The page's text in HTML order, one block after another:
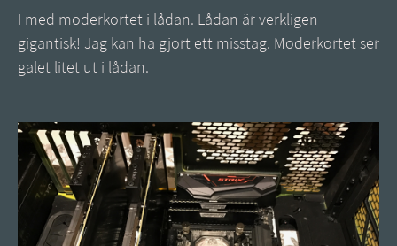
I med moderkortet i lådan. Lådan är verkligen
gigantisk! Jag kan ha gjort ett misstag. Moderkortet ser
galet litet ut i lådan.